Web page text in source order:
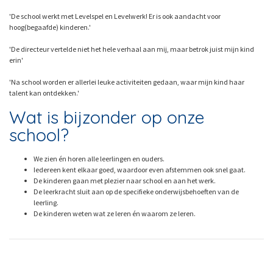
'De school werkt met Levelspel en Levelwerk! Er is ook aandacht voor
hoog(begaafde) kinderen.'
'De directeur vertelde niet het hele verhaal aan mij, maar betrok juist mijn kind
erin'
'Na school worden er allerlei leuke activiteiten gedaan, waar mijn kind haar
talent kan ontdekken.'
Wat is bijzonder op onze
school?
We zien én horen alle leerlingen en ouders.
Iedereen kent elkaar goed, waardoor even afstemmen ook snel gaat.
De kinderen gaan met plezier naar school en aan het werk.
De leerkracht sluit aan op de specifieke onderwijsbehoeften van de
leerling.
De kinderen weten wat ze leren én waarom ze leren.